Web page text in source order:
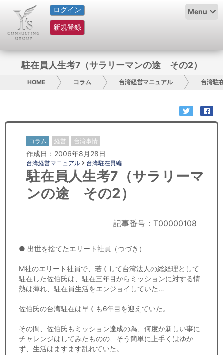
ログイン
新規登録
Menu
HOME
サービス紹介
コラム
グループ概要
日本人にPR
コンサルティング
リサーチ
経済ニュース
労務顧問
駐在員人生考7（サラリーマンの途 その2）
HOME コラム 台湾経営マニュアル 台湾駐
コラム 経営 台湾事情
作成日：2006年8月28日
台湾経営マニュアル 台湾駐在員編
駐在員人生考7（サラリーマ
ンの途 その2）
記事番号：T00000108
● 出世を捨てたエリート社員（つづき）
M社のエリート社員で、若くして台湾法人の総経理として
駐在した佐伯氏は、駐在三年目からミッションに対する情
熱は薄れ、駐在員生活をエンジョイしていた…
佐伯氏の台湾駐在は早くも6年目を迎えていた。
その間、佐伯氏もミッション達成の為、何度か新しい事に
チャレンジはしてみたものの、そう簡単に上手くはゆか
ず、生活はますます乱れていた。